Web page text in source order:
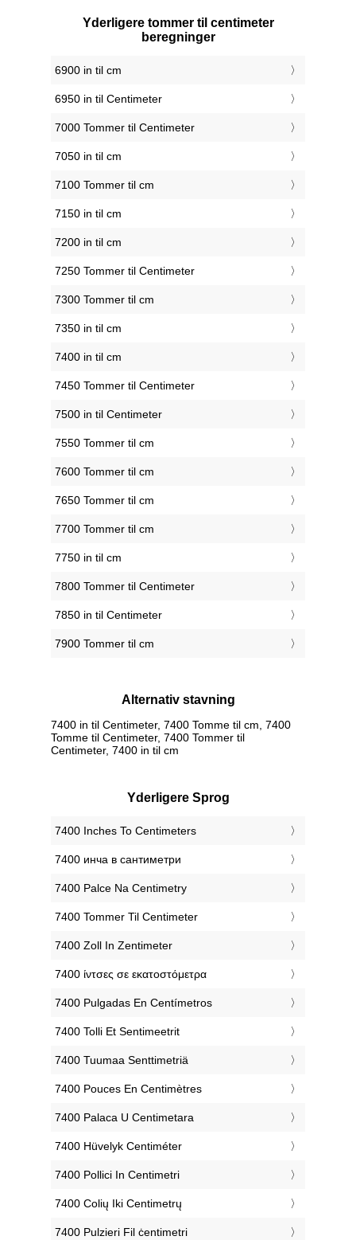
Yderligere tommer til centimeter
beregninger
6900 in til cm
6950 in til Centimeter
7000 Tommer til Centimeter
7050 in til cm
7100 Tommer til cm
7150 in til cm
7200 in til cm
7250 Tommer til Centimeter
7300 Tommer til cm
7350 in til cm
7400 in til cm
7450 Tommer til Centimeter
7500 in til Centimeter
7550 Tommer til cm
7600 Tommer til cm
7650 Tommer til cm
7700 Tommer til cm
7750 in til cm
7800 Tommer til Centimeter
7850 in til Centimeter
7900 Tommer til cm
Alternativ stavning
7400 in til Centimeter, 7400 Tomme til cm, 7400
Tomme til Centimeter, 7400 Tommer til
Centimeter, 7400 in til cm
Yderligere Sprog
‎7400 Inches To Centimeters
‎7400 инча в сантиметри
‎7400 Palce Na Centimetry
‎7400 Tommer Til Centimeter
‎7400 Zoll In Zentimeter
‎7400 ίντσες σε εκατοστόμετρα
‎7400 Pulgadas En Centímetros
‎7400 Tolli Et Sentimeetrit
‎7400 Tuumaa Senttimetriä
‎7400 Pouces En Centimètres
‎7400 Palaca U Centimetara
‎7400 Hüvelyk Centiméter
‎7400 Pollici In Centimetri
‎7400 Colių Iki Centimetrų
‎7400 Pulzieri Fil ċentimetri